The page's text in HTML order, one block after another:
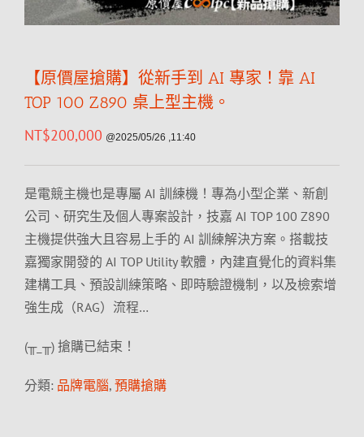
【原價屋搶購】從新手到 AI 專家！靠 AI
TOP 100 Z890 桌上型主機。
NT$200,000 @2025/05/26 ,11:40
是電競主機也是專屬 AI 訓練機！專為小型企業、新創
公司、研究生及個人專案設計，技嘉 AI TOP 100 Z890
主機提供強大且容易上手的 AI 訓練解決方案。搭載技
嘉獨家開發的 AI TOP Utility 軟體，內建直覺化的資料集
建構工具、預設訓練策略、即時驗證機制，以及檢索增
強生成（RAG）流程…
(╥_╥) 搶購已結束！
分類: 品牌電腦, 預購搶購